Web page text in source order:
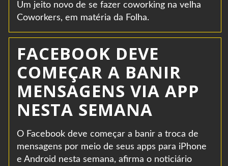
Um jeito novo de se fazer coworking na velha
Coworkers, em matéria da Folha.
FACEBOOK DEVE
COMEÇAR A BANIR
MENSAGENS VIA APP
NESTA SEMANA
O Facebook deve começar a banir a troca de
mensagens por meio de seus apps para iPhone
e Android nesta semana, afirma o noticiário